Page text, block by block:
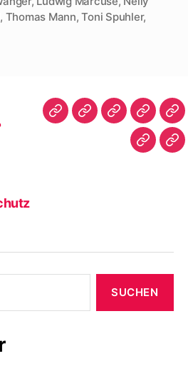
, Thomas Mann,Toni Spuhler,
Startseite
WarumBibliografie
Vita
|